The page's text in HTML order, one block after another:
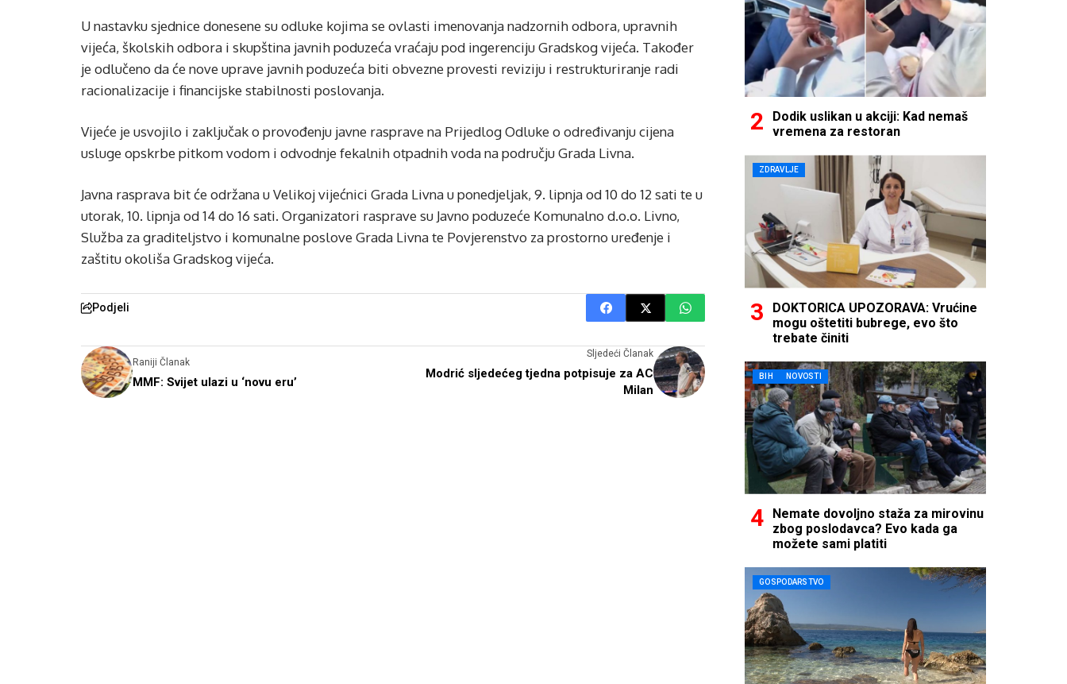
U nastavku sjednice donesene su odluke kojima se ovlasti imenovanja nadzornih odbora, upravnih
vijeća, školskih odbora i skupština javnih poduzeća vraćaju pod ingerenciju Gradskog vijeća. Također
je odlučeno da će nove uprave javnih poduzeća biti obvezne provesti reviziju i restrukturiranje radi
racionalizacije i financijske stabilnosti poslovanja.
Vijeće je usvojilo i zaključak o provođenju javne rasprave na Prijedlog Odluke o određivanju cijena
usluge opskrbe pitkom vodom i odvodnje fekalnih otpadnih voda na području Grada Livna.
Javna rasprava bit će održana u Velikoj vijećnici Grada Livna u ponedjeljak, 9. lipnja od 10 do 12 sati te u
utorak, 10. lipnja od 14 do 16 sati. Organizatori rasprave su Javno poduzeće Komunalno d.o.o. Livno,
Služba za graditeljstvo i komunalne poslove Grada Livna te Povjerenstvo za prostorno uređenje i
zaštitu okoliša Gradskog vijeća.
Podjeli
Raniji Članak
MMF: Svijet ulazi u ‘novu eru’
Sljedeći Članak
Modrić sljedećeg tjedna potpisuje za AC
Milan
Dodik uslikan u akciji: Kad nemaš
vremena za restoran
ZDRAVLJE
DOKTORICA UPOZORAVA: Vrućine
mogu oštetiti bubrege, evo što
trebate činiti
BIH NOVOSTI
Nemate dovoljno staža za mirovinu
zbog poslodavca? Evo kada ga
možete sami platiti
GOSPODARSTVO